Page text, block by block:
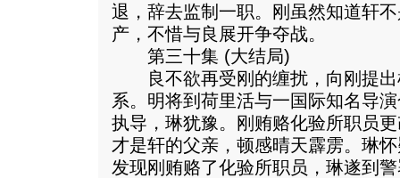
退，辞去监制一职。刚虽然知道轩
产，不惜与良展开争夺战。
第三十集 (大结局)
良不欲再受刚的缠扰，向刚提出
系。明将到荷里活与一国际知名导
执导，琳犹豫。刚贿赂化验所职员
才是轩的父亲，顿感晴天霹雳。琳
发现刚贿赂了化验所职员，琳遂到